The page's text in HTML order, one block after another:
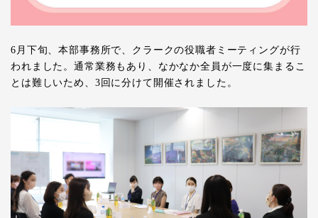
6 月下旬、本部事務所で、クラークの役職者ミーティングが行
われました。通常業務もあり、なかなか全員が一度に集まるこ
とは難しいため、 3 回に分けて開催されました。